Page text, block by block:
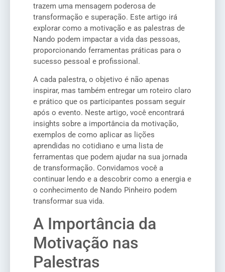
trazem uma mensagem poderosa de
transformação e superação. Este artigo irá
explorar como a motivação e as palestras de
Nando podem impactar a vida das pessoas,
proporcionando ferramentas práticas para o
sucesso pessoal e profissional.
A cada palestra, o objetivo é não apenas
inspirar, mas também entregar um roteiro claro
e prático que os participantes possam seguir
após o evento. Neste artigo, você encontrará
insights sobre a importância da motivação,
exemplos de como aplicar as lições
aprendidas no cotidiano e uma lista de
ferramentas que podem ajudar na sua jornada
de transformação. Convidamos você a
continuar lendo e a descobrir como a energia e
o conhecimento de Nando Pinheiro podem
transformar sua vida.
A Importância da
Motivação nas
Palestras